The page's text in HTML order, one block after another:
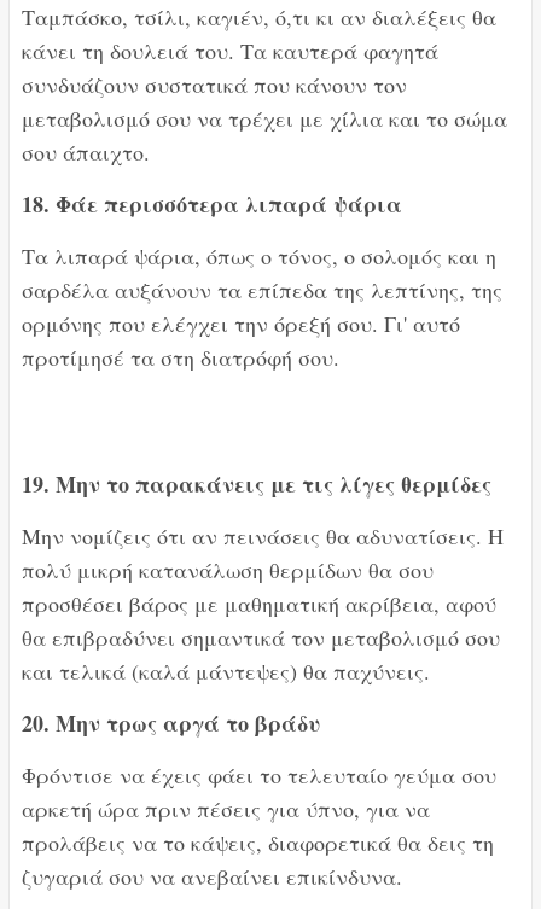
Ταμπάσκο, τσίλι, καγιέν, ό,τι κι αν διαλέξεις θα
κάνει τη δουλειά του. Τα καυτερά φαγητά
συνδυάζουν συστατικά που κάνουν τον
μεταβολισμό σου να τρέχει με χίλια και το σώμα
σου άπαιχτο.
18. Φάε περισσότερα λιπαρά ψάρια
Τα λιπαρά ψάρια, όπως ο τόνος, ο σολομός και η
σαρδέλα αυξάνουν τα επίπεδα της λεπτίνης, της
ορμόνης που ελέγχει την όρεξή σου. Γι' αυτό
προτίμησέ τα στη διατρόφή σου.
19. Μην το παρακάνεις με τις λίγες θερμίδες
Μην νομίζεις ότι αν πεινάσεις θα αδυνατίσεις. Η
πολύ μικρή κατανάλωση θερμίδων θα σου
προσθέσει βάρος με μαθηματική ακρίβεια, αφού
θα επιβραδύνει σημαντικά τον μεταβολισμό σου
και τελικά (καλά μάντεψες) θα παχύνεις.
20. Μην τρως αργά το βράδυ
Φρόντισε να έχεις φάει το τελευταίο γεύμα σου
αρκετή ώρα πριν πέσεις για ύπνο, για να
προλάβεις να το κάψεις, διαφορετικά θα δεις τη
ζυγαριά σου να ανεβαίνει επικίνδυνα.